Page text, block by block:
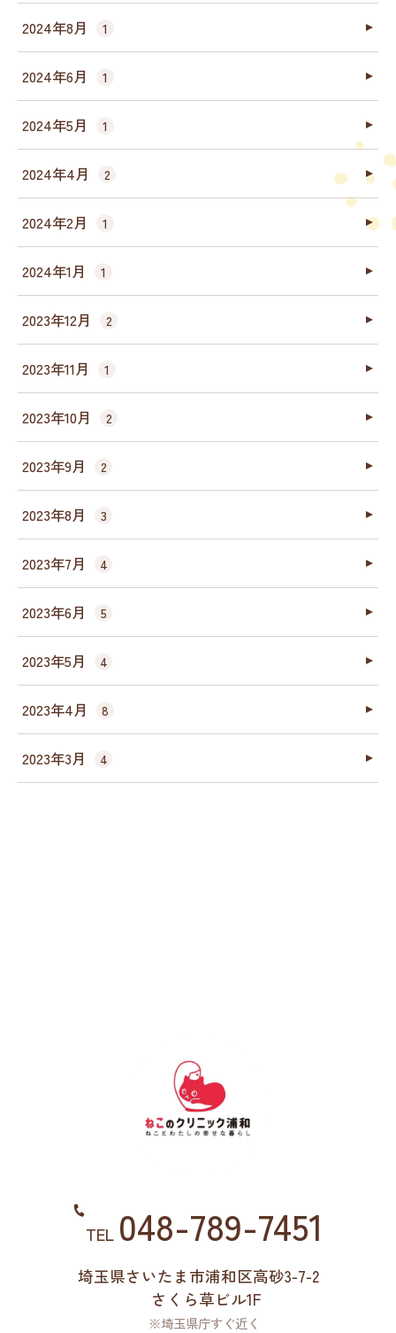
2024年8月 1
2024年6月 1
2024年5月 1
2024年4月 2
2024年2月 1
2024年1月 1
2023年12月 2
2023年11月 1
2023年10月 2
2023年9月 2
2023年8月 3
2023年7月 4
2023年6月 5
2023年5月 4
2023年4月 8
2023年3月 4
TEL 048-789-7451
埼玉県さいたま市浦和区高砂3-7-2
さくら草ビル1F
※埼玉県庁すぐ近く